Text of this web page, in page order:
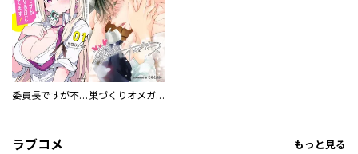
委員長ですが不良になるほど恋してます！ 巣づくりオメガバース
ラブコメ もっと見る